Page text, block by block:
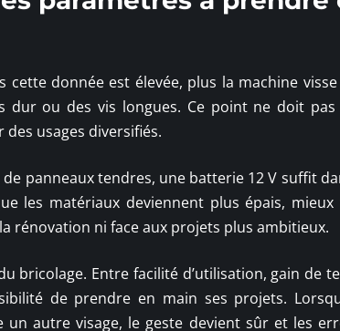
donnée est élevée, plus la machine visse
dur ou des vis longues. Ce point ne doit
usages diversifiés.
panneaux tendres, une batterie 12 V suffit
les matériaux deviennent plus épais, mieux
rénovation ni face aux projets plus ambitieux.
bricolage. Entre facilité d’utilisation, gain de
de prendre en main ses projets.
un autre visage, le geste devient sûr et les